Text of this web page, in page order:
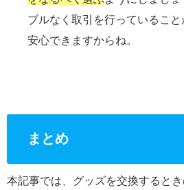
ブルなく取引を行っているこ
安心できますからね。
まとめ
本記事では、グッズを交換すると